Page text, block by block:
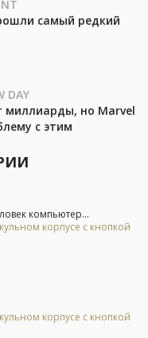
самый редкий
DAY
миллиарды, но Marvel
с этим
компьютер...
корпусе с кнопкой
корпусе с кнопкой